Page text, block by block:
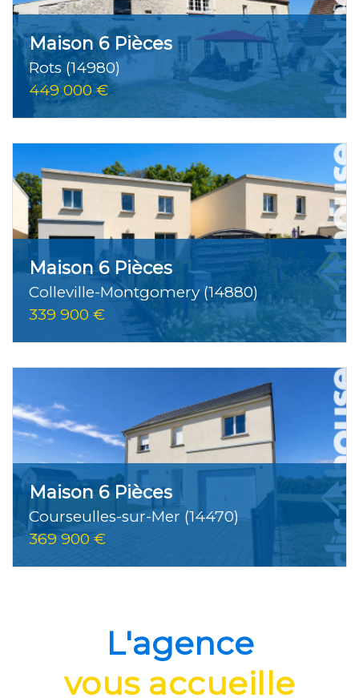
Maison 6 Pièces
Rots (14980)
449 000 €
Maison 6 Pièces
Colleville-Montgomery (14880)
339 900 €
Maison 6 Pièces
Courseulles-sur-Mer (14470)
369 900 €
L'agence
vous accueille